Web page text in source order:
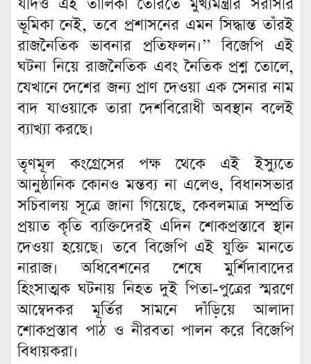
যদিও এই তালিকা তৈরিতে মুখ্যমন্ত্রীর সরাসরি
ভূমিকা নেই, তবে প্রশাসনের এমন সিদ্ধান্ত তাঁরই
রাজনৈতিক ভাবনার প্রতিফলন।’’ বিজেপি এই
ঘটনা নিয়ে রাজনৈতিক এবং নৈতিক প্রশ্ন তোলে,
যেখানে দেশের জন্য প্রাণ দেওয়া এক সেনার নাম
বাদ যাওয়াকে তারা দেশবিরোধী অবস্থান বলেই
ব্যাখ্যা করছে।
তৃণমূল কংগ্রেসের পক্ষ থেকে এই ইস্যুতে
আনুষ্ঠানিক কোনও মন্তব্য না এলেও, বিধানসভার
সচিবালয় সূত্রে জানা গিয়েছে, কেবলমাত্র সম্প্রতি
প্রয়াত কৃতি ব্যক্তিদেরই এদিন শোকপ্রস্তাবে স্থান
দেওয়া হয়েছে। তবে বিজেপি এই যুক্তি মানতে
নারাজ। অধিবেশনের শেষে মুর্শিদাবাদের
হিংসাত্মক ঘটনায় নিহত দুই পিতা-পুত্রের স্মরণে
আম্বেদকর মূর্তির সামনে দাঁড়িয়ে আলাদা
শোকপ্রস্তাব পাঠ ও নীরবতা পালন করে বিজেপি
বিধায়করা।